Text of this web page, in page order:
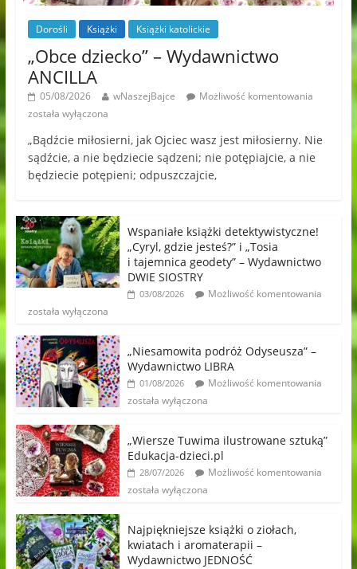
Dorośli Książki Książki katolickie
„Obce dziecko” – Wydawnictwo
ANCILLA
05/08/2026 wNaszejBajce
Możliwość komentowania
została wyłączona
„Bądźcie miłosierni, jak Ojciec wasz jest miłosierny. Nie
sądźcie, a nie będziecie sądzeni; nie potępiajcie, a nie
będziecie potępieni; odpuszczajcie,
Wspaniałe książki detektywistyczne!
„Cyryl, gdzie jesteś?” i „Tosia
i tajemnica geodety” – Wydawnictwo
DWIE SIOSTRY
03/08/2026
Możliwość komentowania
została wyłączona
„Niesamowita podróż Odyseusza” –
Wydawnictwo LIBRA
01/08/2026
Możliwość komentowania
została wyłączona
„Wiersze Tuwima ilustrowane sztuką”
Edukacja-dzieci.pl
28/07/2026
Możliwość komentowania
została wyłączona
Najpiękniejsze książki o ziołach,
kwiatach i aromaterapii –
Wydawnictwo JEDNOŚĆ